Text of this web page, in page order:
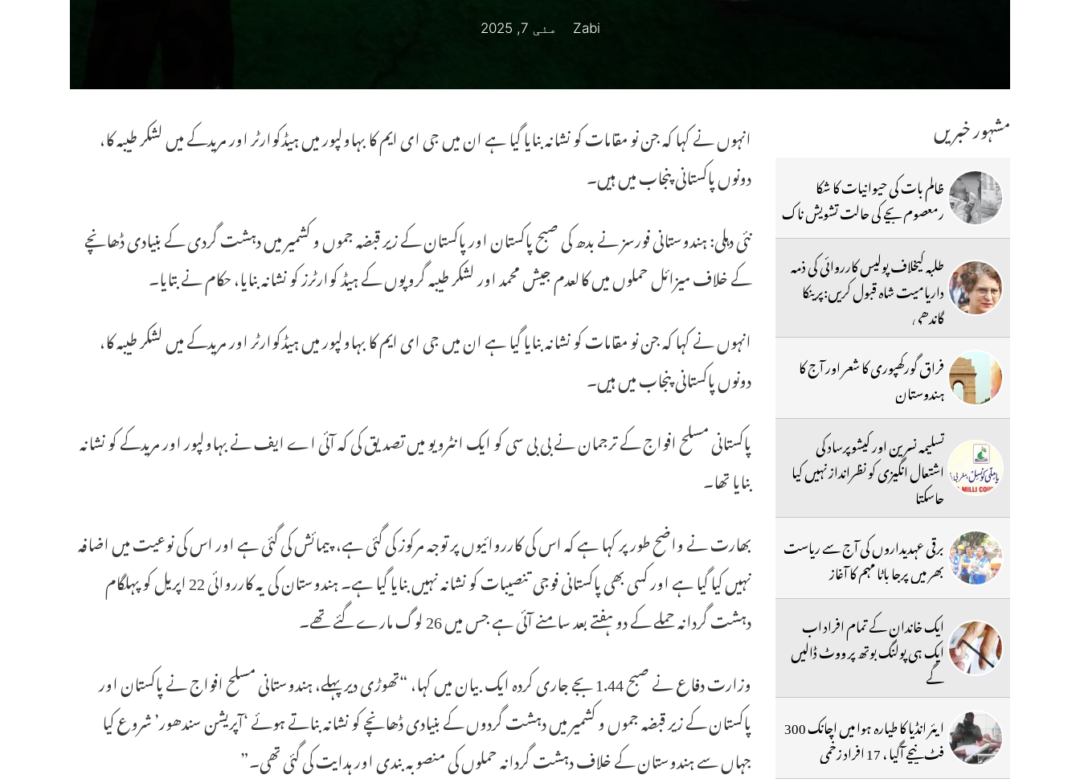
Zabi مئی 7, 2025
انہوں نے کہا کہ جن نو مقامات کو نشانہ بنایا گیا ہے ان میں جی ای ایم کا بہاولپور میں ہیڈکوارٹر اور مریدکے میں لشکر طیبہ کا،
دونوں پاکستانی پنجاب میں ہیں۔
نئی دہلی: ہندوستانی فورسز نے بدھ کی صبح پاکستان اور پاکستان کے زیر قبضہ جموں و کشمیر میں دہشت گردی کے بنیادی ڈھانچے
کے خلاف میزائل حملوں میں کالعدم جیش محمد اور لشکر طیبہ گروپوں کے ہیڈ کوارٹرز کو نشانہ بنایا، حکام نے بتایا۔
انہوں نے کہا کہ جن نو مقامات کو نشانہ بنایا گیا ہے ان میں جی ای ایم کا بہاولپور میں ہیڈکوارٹر اور مریدکے میں لشکر طیبہ کا،
دونوں پاکستانی پنجاب میں ہیں۔
پاکستانی مسلح افواج کے ترجمان نے بی بی سی کو ایک انٹرویو میں تصدیق کی کہ آئی اے ایف نے بہاولپور اور مریدکے کو نشانہ
بنایا تھا۔
بھارت نے واضح طور پر کہا ہے کہ اس کی کارروائیوں پر توجہ مرکوز کی گئی ہے، پیمائش کی گئی ہے اور اس کی نوعیت میں اضافہ
نہیں کیا گیا ہے اور کسی بھی پاکستانی فوجی تنصیبات کو نشانہ نہیں بنایا گیا ہے۔ ہندوستان کی یہ کارروائی 22 اپریل کو پہلگام
دہشت گردانہ حملے کے دو ہفتے بعد سامنے آئی ہے جس میں 26 لوگ مارے گئے تھے۔
وزارت دفاع نے صبح 1.44 بجے جاری کردہ ایک بیان میں کہا، “تھوڑی دیر پہلے، ہندوستانی مسلح افواج نے پاکستان اور
پاکستان کے زیر قبضہ جموں و کشمیر میں دہشت گردوں کے بنیادی ڈھانچے کو نشانہ بناتے ہوئے ‘آپریشن سندھور’ شروع کیا
جہاں سے ہندوستان کے خلاف دہشت گردانہ حملوں کی منصوبہ بندی اور ہدایت کی گئی تھی۔”
مشہور خبریں
ظالم بات کی حیوانیات کا شکا
رمعصوم بچے کی حالت تشویش ناک
طلبہ کیخلاف پولیس کارروائی کی ذمہ
داریامیت شاہ قبول کریں:پرینکا
گاندھی
فراق گورکھپوری کا شعر اور آج کا
ہندوستان
تسلیمہ نسرین اور کیشوپرساد کی
اشتعال انگیزی کو نظرانداز نہیں کیا
جاسکتا
برقی عہدیداروں کی آج سے ریاست
بھر میں پرجا باٹا مہم کا آغاز
ایک خاندان کے تمام افراد اب
ایک ہی پولنگ بوتھ پر ووٹ ڈالیں
گے
ایئر انڈیا کا طیارہ ہوا میں اچانک 300
فٹ نیچے آگیا ، 17 افراد زخمی